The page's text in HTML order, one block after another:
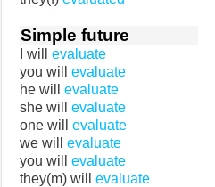
Simple future
I will evaluate
you will evaluate
he will evaluate
she will evaluate
one will evaluate
we will evaluate
you will evaluate
they(m) will evaluate